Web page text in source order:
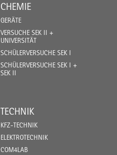
CHEMIE
GERÄTE
VERSUCHE SEK II +
UNIVERSITÄT
SCHÜLERVERSUCHE SEK I
SCHÜLERVERSUCHE SEK I +
SEK II
TECHNIK
KFZ-TECHNIK
ELEKTROTECHNIK
COM4LAB